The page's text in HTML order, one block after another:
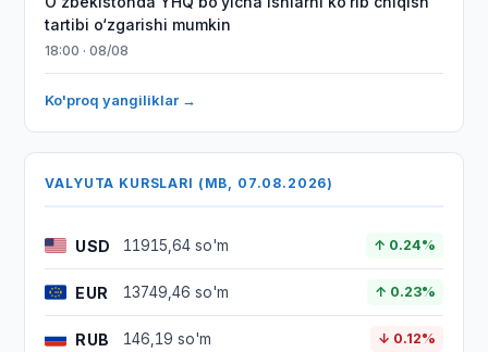
tartibi o‘zgarishi mumkin
18:00 · 08/08
Ko'proq yangiliklar →
VALYUTA KURSLARI (MB, 07.08.2026)
USD 11915,64 so'm ↑ 0.24%
EUR 13749,46 so'm ↑ 0.23%
RUB 146,19 so'm ↓ 0.12%